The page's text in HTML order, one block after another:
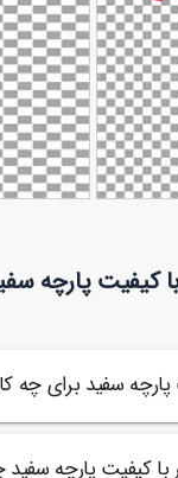
96
کیفیت پارچه
پارچه سفید برای
با کیفیت پارچه